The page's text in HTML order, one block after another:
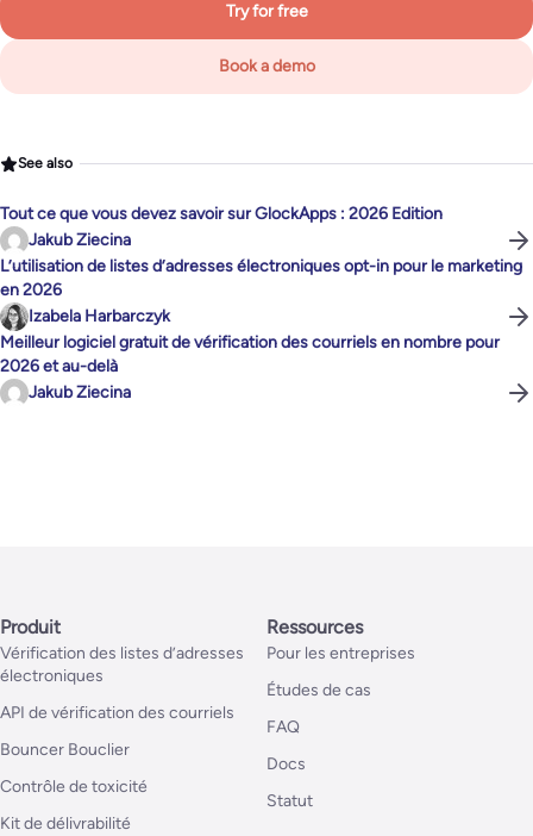
Try for free
Book a demo
See also
Tout ce que vous devez savoir sur GlockApps : 2026 Edition
Jakub Ziecina
L’utilisation de listes d’adresses électroniques opt-in pour le marketing
en 2026
Izabela Harbarczyk
Meilleur logiciel gratuit de vérification des courriels en nombre pour
2026 et au-delà
Jakub Ziecina
Produit
Vérification des listes d’adresses
électroniques
API de vérification des courriels
Bouncer Bouclier
Contrôle de toxicité
Kit de délivrabilité
Ressources
Pour les entreprises
Études de cas
FAQ
Docs
Statut